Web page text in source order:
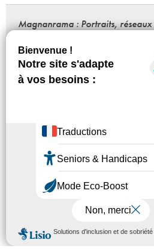
Magnanrama : Portraits, réseaux
Du 25 - 09 au 12 - 12 - 2026
BÉTONSALON – CENTRE D’ART ET DE
Accessibilité
Presse